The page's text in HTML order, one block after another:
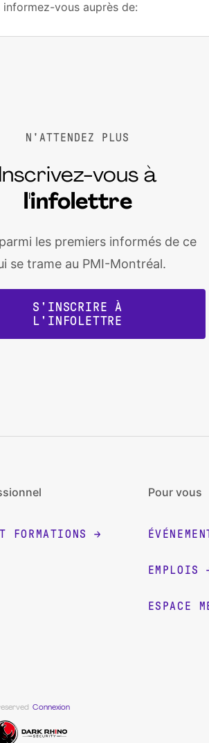
informez-vous auprès
N'ATTENDEZ PLUS
vous à
l'infolettre
les premiers informés de ce
se trame au PMI-Montréal.
S'INSCRIRE À
L'INFOLETTRE
FORMATIONS
Pour vous
EMPLOIS
ESPACE
Connexion